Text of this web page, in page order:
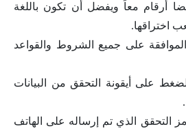
أرقام معاً ويفضل أن تكون باللغة
اختراقها.
الموافقة على جميع الشروط والقواعد
على أيقونة التحقق من البيانات
التحقق الذي تم إرساله على الهاتف